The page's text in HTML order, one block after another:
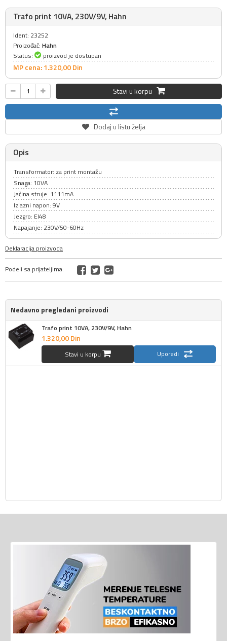
Trafo print 10VA, 230V/9V, Hahn
Ident: 23252
Proizođač: Hahn
Status:
proizvod je dostupan
MP cena: 1.320,00Din
Stavi u korpu
Dodaj u listu želja
Opis
Transformator: za print montažu
Snaga: 10VA
Jačina struje: 1111mA
Izlazni napon: 9V
Jezgro: EI48
Napajanje: 230V/50-60Hz
Deklaracija proizvoda
Podeli sa prijateljima:
Nedavno pregledani proizvodi
Trafo print 10VA, 230V/9V, Hahn
1.320,00Din
Stavi u korpu Uporedi